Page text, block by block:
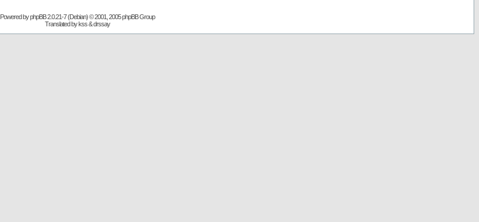
Powered byphpBB2.0.21-7 (Debian) © 2001, 2005 phpBB Group
Translated by kss & drssay